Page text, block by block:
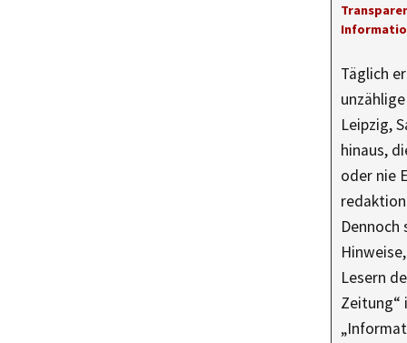
Täglich
Leipzig,
hinaus,
oder nie
Dennoch
Lesern
Zeitung“